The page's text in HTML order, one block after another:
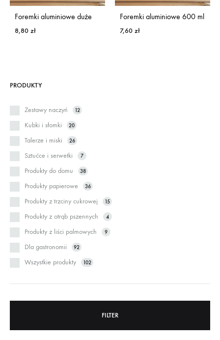
Foremki aluminiowe duże
8,80 zł
Foremki aluminiowe 600 ml
7,60 zł
PRODUKTY
Zestawy naczyń 12
Kubki i słomki 20
Talerze i miski 26
Sztućce i serwetki 7
Produkty do domu 38
Produkty papierowe 36
Produkty z trzciny cukrowej 15
Produkty z otrąb pszennych 4
Produkty z liści palmowych 9
Dla gastronomii 92
Wszystkie produkty 102
FILTER